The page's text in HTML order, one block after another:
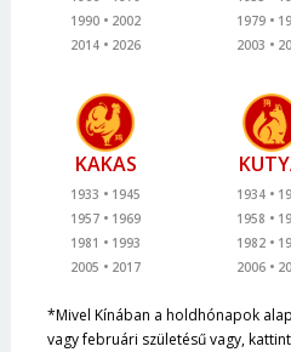
1990
2002
2014
2026
1979
2003
KAKAS
1933
1945
1957
1969
1981
1993
2005
2017
1934
1958
1982
2006
*Mivel Kínában a holdhónapok
vagy februári születésű vagy,